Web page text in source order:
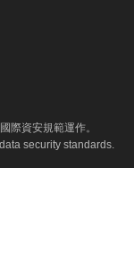
際資安規範運作。
security standards.